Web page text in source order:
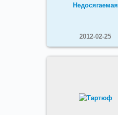
Недосягаемая
2012-02-25